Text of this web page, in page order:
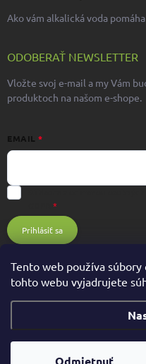
Tento web používa súbory
tohto webu vyjadrujete
Odmietnuť
Ako vám alkalická voda
ODOBERAŤ NEWSLETTER
Vložte svoj e-mail a my Vám
produktoch na našom e-shope.
EMAIL
Prihlásiť sa
Copyright 2026